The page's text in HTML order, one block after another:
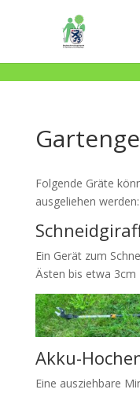
Folgende Gräte
ausgeliehen werden:
Ein Gerät zum
Ästen bis etwa 3cm
Akku-
Eine ausziehbare